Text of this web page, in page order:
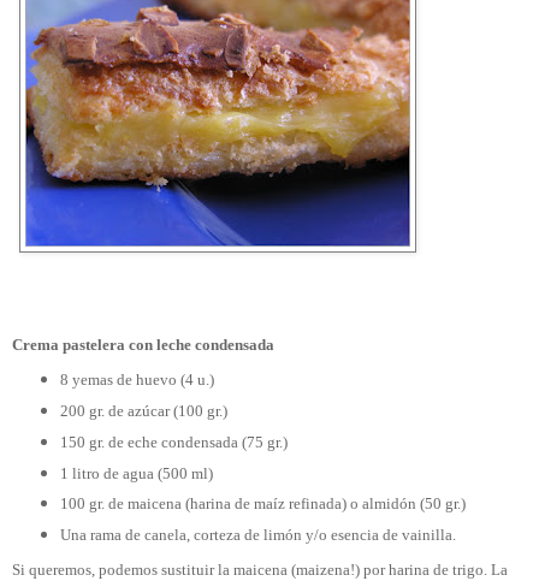
Crema pastelera con leche condensada
8 yemas de huevo (4 u.)
200 gr. de azúcar (100 gr.)
150 gr. de eche condensada (75 gr.)
1 litro de agua (500 ml)
100 gr. de maicena (harina de maíz refinada) o almidón (50 gr.)
Una rama de canela, corteza de limón y/o esencia de vainilla.
Si queremos, podemos sustituir la maicena (maizena!) por harina de trigo. La